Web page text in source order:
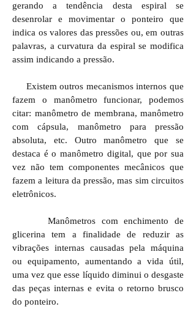
gerando a tendência desta espiral se
desenrolar e movimentar o ponteiro que
indica os valores das pressões ou, em outras
palavras, a curvatura da espiral se modifica
assim indicando a pressão.
Existem outros mecanismos internos que
fazem o manômetro funcionar, podemos
citar: manômetro de membrana, manômetro
com cápsula, manômetro para pressão
absoluta, etc. Outro manômetro que se
destaca é o manômetro digital, que por sua
vez não tem componentes mecânicos que
fazem a leitura da pressão, mas sim circuitos
eletrônicos.
Manômetros com enchimento de
glicerina tem a finalidade de reduzir as
vibrações internas causadas pela máquina
ou equipamento, aumentando a vida útil,
uma vez que esse líquido diminui o desgaste
das peças internas e evita o retorno brusco
do ponteiro.